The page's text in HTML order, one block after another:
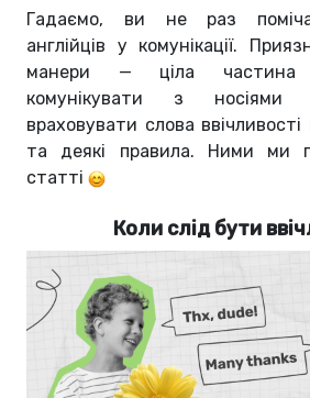
Гадаємо, ви не раз
англійців у комунікації.
манери — ціла частина
комунікувати з носіями
враховувати слова ввічливості
та деякі правила. Ними ми
статті
Коли слід бути